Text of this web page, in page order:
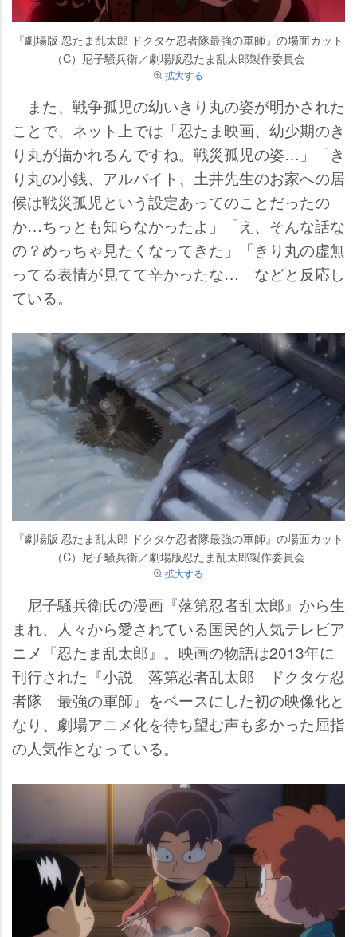
『劇場版 忍たま乱太郎 ドクタケ忍者隊最強の軍師』の場面カット
（C）尼子騒兵衛／劇場版忍たま乱太郎製作委員会
拡大する
また、戦争孤児の幼いきり丸の姿が明かされた
ことで、ネット上では「忍たま映画、幼少期のき
り丸が描かれるんですね。戦災孤児の姿…」「き
り丸の小銭、アルバイト、土井先生のお家への居
候は戦災孤児という設定あってのことだったの
か…ちっとも知らなかったよ」「え、そんな話な
の？めっちゃ見たくなってきた」「きり丸の虚無
ってる表情が見てて辛かったな…」などと反応し
ている。
『劇場版 忍たま乱太郎 ドクタケ忍者隊最強の軍師』の場面カット
（C）尼子騒兵衛／劇場版忍たま乱太郎製作委員会
拡大する
尼子騒兵衛氏の漫画『落第忍者乱太郎』から生
まれ、人々から愛されている国民的人気テレビア
ニメ『忍たま乱太郎』。映画の物語は2013年に
刊行された『小説 落第忍者乱太郎 ドクタケ忍
者隊 最強の軍師』をベースにした初の映像化と
なり、劇場アニメ化を待ち望む声も多かった屈指
の人気作となっている。